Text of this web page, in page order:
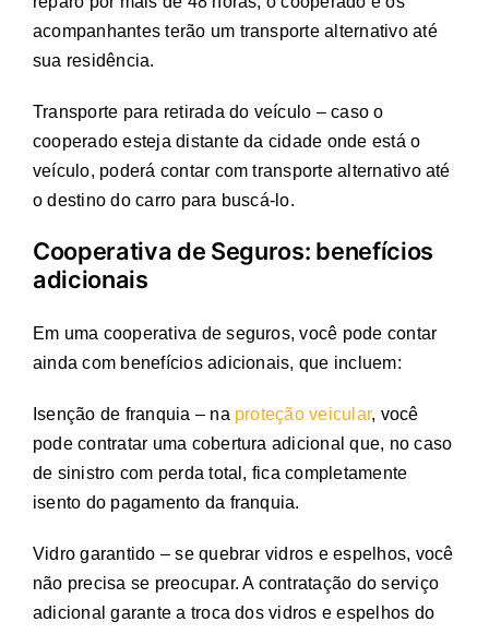
acompanhantes terão um transporte alternativo até
sua residência.
Transporte para retirada do veículo – caso o
cooperado esteja distante da cidade onde está o
veículo, poderá contar com transporte alternativo até
o destino do carro para buscá-lo.
Cooperativa de Seguros: benefícios
adicionais
Em uma cooperativa de seguros, você pode contar
ainda com benefícios adicionais, que incluem:
Isenção de franquia – na proteção veicular, você
pode contratar uma cobertura adicional que, no caso
de sinistro com perda total, fica completamente
isento do pagamento da franquia.
Vidro garantido – se quebrar vidros e espelhos, você
não precisa se preocupar. A contratação do serviço
adicional garante a troca dos vidros e espelhos do